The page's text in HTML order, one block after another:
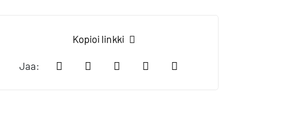
Kopioi linkki
Jaa: Jaa Facebookissa
Jaa LinkedIn:ssä
Jaa X:ssäJaa WhatsApp:ssa